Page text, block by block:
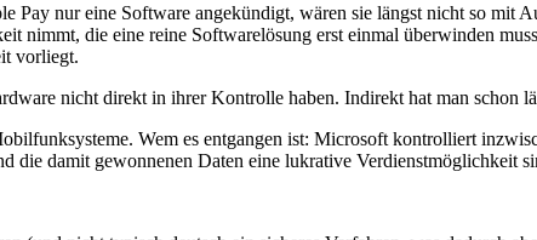
nur eine Software angekündigt, wären sie längst nicht so mit
nimmt, die eine reine Softwarelösung erst einmal überwinden
vorliegt.
nicht direkt in ihrer Kontrolle haben. Indirekt hat man schon
Wem es entgangen ist: Microsoft kontrolliert
die damit gewonnenen Daten eine lukrative Verdienstmöglichkeit